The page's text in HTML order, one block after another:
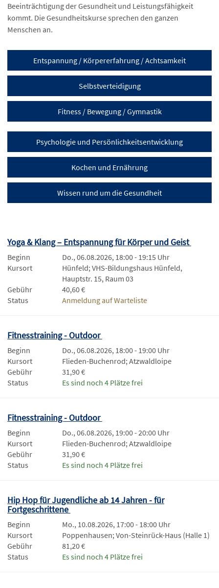
Beeinträchtigung der Gesundheit und Leistungsfähigkeit
kommt. Die Gesundheitskurse sprechen den ganzen
Menschen an.
Entspannung / Körpererfahrung / Achtsamkeit
Selbstverteidigung
Fitness / Bewegung / Gymnastik
Psychologie und Persönlichkeitsentwicklung
Kochen und Ernährung
Wissen rund um die Gesundheit
Yoga & Klang – Entspannung für Körper und Geist
Beginn
Do., 06.08.2026, 18:00 - 19:15 Uhr
Kursort
Hünfeld; VHS-Bildungshaus Hünfeld,
Hauptstr. 15, Raum 03
Gebühr
40,60 €
Status
Anmeldung auf Warteliste
Fitnesstraining - Outdoor
Beginn
Do., 06.08.2026, 18:00 - 19:00 Uhr
Kursort
Flieden-Buchenrod; Atzwaldloipe
Gebühr
31,90 €
Status
Es sind noch 4 Plätze frei
Fitnesstraining - Outdoor
Beginn
Do., 06.08.2026, 19:00 - 20:00 Uhr
Kursort
Flieden-Buchenrod; Atzwaldloipe
Gebühr
31,90 €
Status
Es sind noch 4 Plätze frei
Hip Hop für Jugendliche ab 14 Jahren - für
Fortgeschrittene
Beginn
Mo., 10.08.2026, 17:00 - 18:00 Uhr
Kursort
Poppenhausen; Von-Steinrück-Haus (Halle 1)
Gebühr
81,20 €
Status
Es sind noch 4 Plätze frei